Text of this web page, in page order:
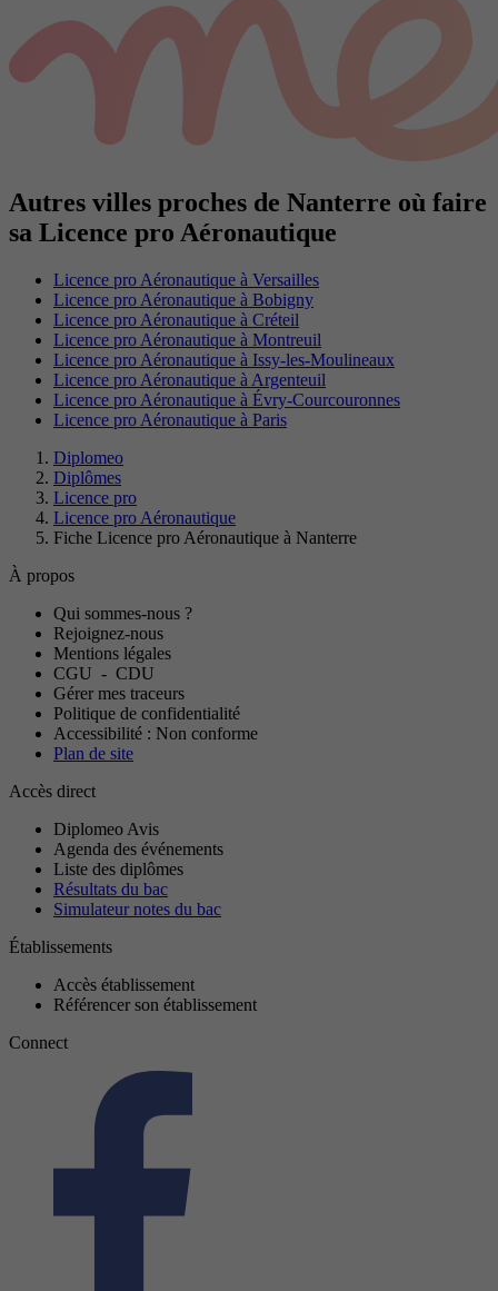
Autres villes proches de Nanterre où faire
sa Licence pro Aéronautique
Licence pro Aéronautique à Versailles
Licence pro Aéronautique à Bobigny
Licence pro Aéronautique à Créteil
Licence pro Aéronautique à Montreuil
Licence pro Aéronautique à Issy-les-Moulineaux
Licence pro Aéronautique à Argenteuil
Licence pro Aéronautique à Évry-Courcouronnes
Licence pro Aéronautique à Paris
Diplomeo
Diplômes
Licence pro
Licence pro Aéronautique
Fiche Licence pro Aéronautique à Nanterre
À propos
Qui sommes-nous ?
Rejoignez-nous
Mentions légales
CGU - CDU
Gérer mes traceurs
Politique de confidentialité
Accessibilité : Non conforme
Plan de site
Accès direct
Diplomeo Avis
Agenda des événements
Liste des diplômes
Résultats du bac
Simulateur notes du bac
Établissements
Accès établissement
Référencer son établissement
Connect